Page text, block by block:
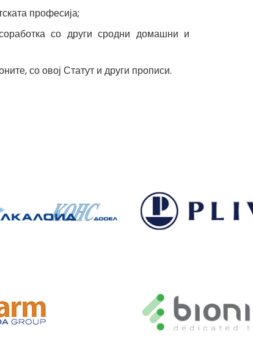
професија;
со други сродни домашни и
со овој Статут и други прописи.